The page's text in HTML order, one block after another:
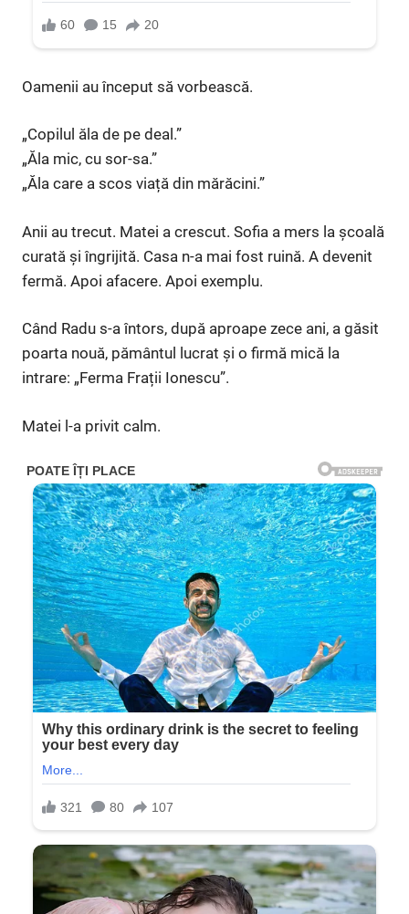
Oamenii au început să vorbească.
„Copilul ăla de pe deal.”
„Ăla mic, cu sor-sa.”
„Ăla care a scos viață din mărăcini.”
Anii au trecut. Matei a crescut. Sofia a mers la școală
curată și îngrijită. Casa n-a mai fost ruină. A devenit
fermă. Apoi afacere. Apoi exemplu.
Când Radu s-a întors, după aproape zece ani, a găsit
poarta nouă, pământul lucrat și o firmă mică la
intrare: „Ferma Frații Ionescu”.
Matei l-a privit calm.